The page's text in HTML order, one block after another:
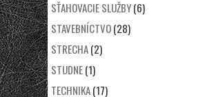
SŤAHOVACIE SLUŽBY(6)
STAVEBNÍCTVO(28)
STRECHA(2)
STUDNE(1)
TECHNIKA(17)